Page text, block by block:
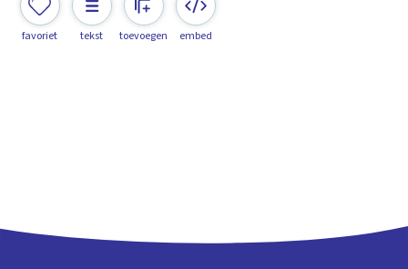
favoriet tekst toevoegen embed